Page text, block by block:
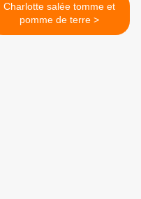
Charlotte salée tomme et
pomme de terre >